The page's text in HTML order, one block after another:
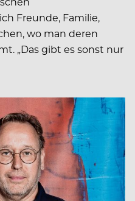
Freunde, Familie,
wo man deren
„Das gibt es sonst nur